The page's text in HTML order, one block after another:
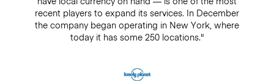
recent players to expand its services. In December
the company began operating in New York, where
today it has some 250 locations."